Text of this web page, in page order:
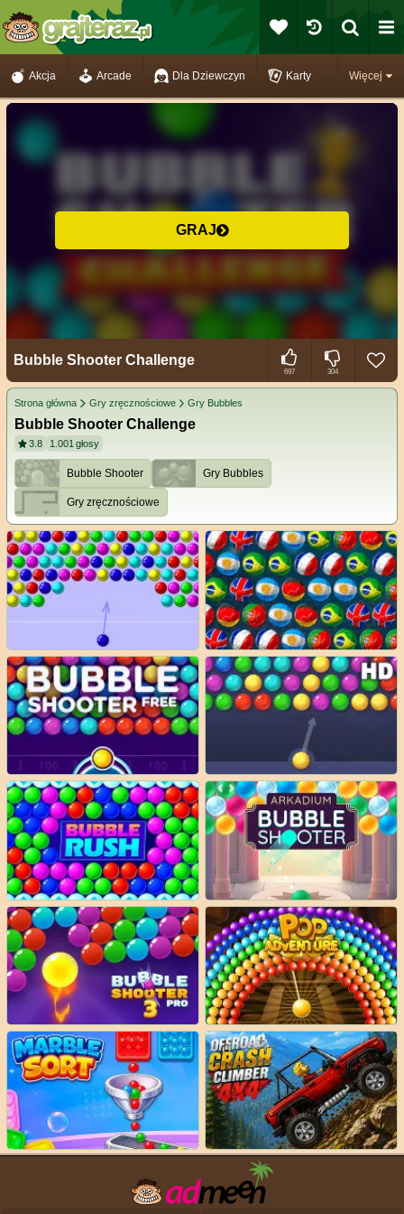
Więcej
Akcja Arcade Dla Dziewczyn Karty
GRAJ
Bubble Shooter Challenge
697 304
Strona główna Gry zręcznościowe Gry Bubbles
Bubble Shooter Challenge
3.8 1.001głosy
Bubble Shooter Gry Bubbles
Gry zręcznościowe